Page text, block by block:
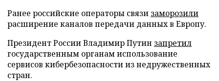
Ранее российские операторы связи заморозили
расширение каналов передачи данных в Европу.
Президент России Владимир Путин запретил
государственным органам использование
сервисов кибербезопасности из недружественных
стран.